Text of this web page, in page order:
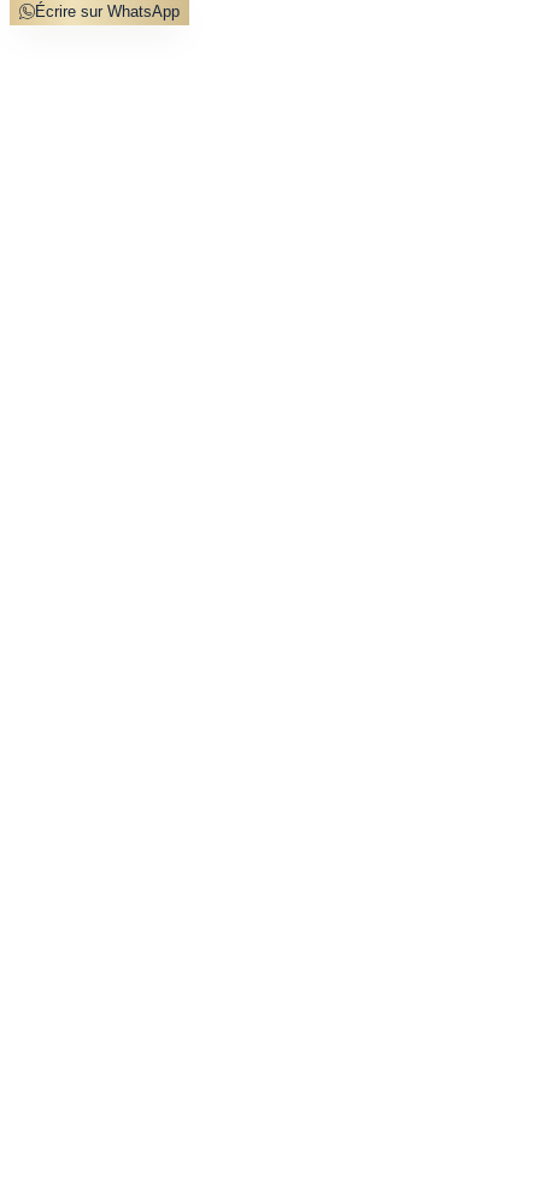
Écrire sur WhatsApp